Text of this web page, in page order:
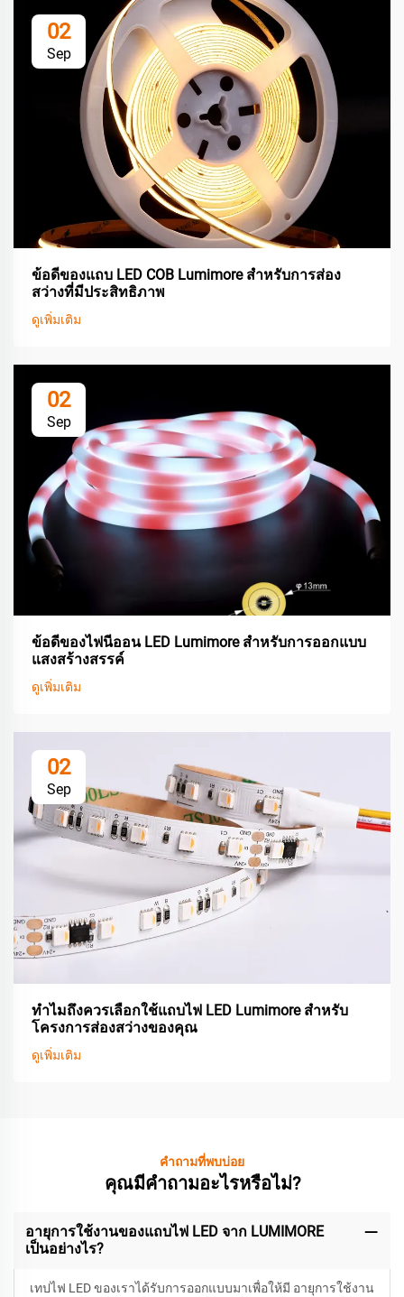
02
Sep
ข้อดีของแถบ LED COB Lumimore สำหรับการส่อง
สว่างที่มีประสิทธิภาพ
ดูเพิ่มเติม
02
Sep
ข้อดีของไฟนีออน LED Lumimore สำหรับการออกแบบ
แสงสร้างสรรค์
ดูเพิ่มเติม
02
Sep
ทำไมถึงควรเลือกใช้แถบไฟ LED Lumimore สำหรับ
โครงการส่องสว่างของคุณ
ดูเพิ่มเติม
คำถามที่พบบ่อย
คุณมีคำถามอะไรหรือไม่?
อายุการใช้งานของแถบไฟ LED จาก LUMIMORE
เป็นอย่างไร?
เทปไฟ LED ของเราได้รับการออกแบบมาเพื่อให้มี อายุการใช้งาน